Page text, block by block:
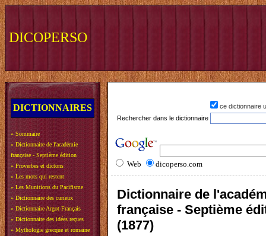
DICOPERSO
DICTIONNAIRES
» Sommaire
» Dictionnaire de l'académie
française - Septième édition
» Proverbes et dictons
» Les mots qui restent
» Les Munitions du Pacifisme
» Dictionnaire des curieux
» Dictionnaire Argot-Français
» Dictionnaire des idées reçues
» Mythologie grecque et romaine
ce dictionnaire
Rechercher dans le dictionnaire
Web dicoperso.com
Dictionnaire de
française - Septième
(1877)